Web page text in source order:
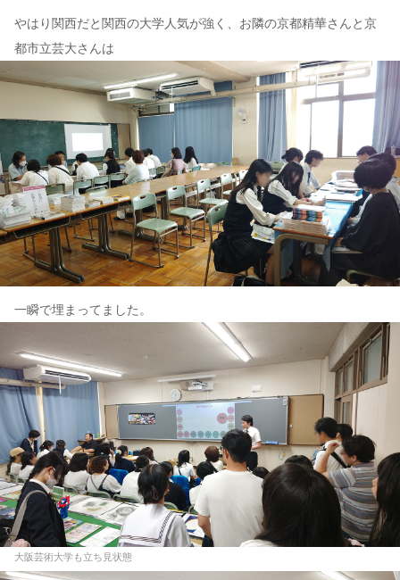
やはり関西だと関西の大学人気が強く、お隣の京都精華さんと京
都市立芸大さんは
一瞬で埋まってました。
大阪芸術大学も立ち見状態